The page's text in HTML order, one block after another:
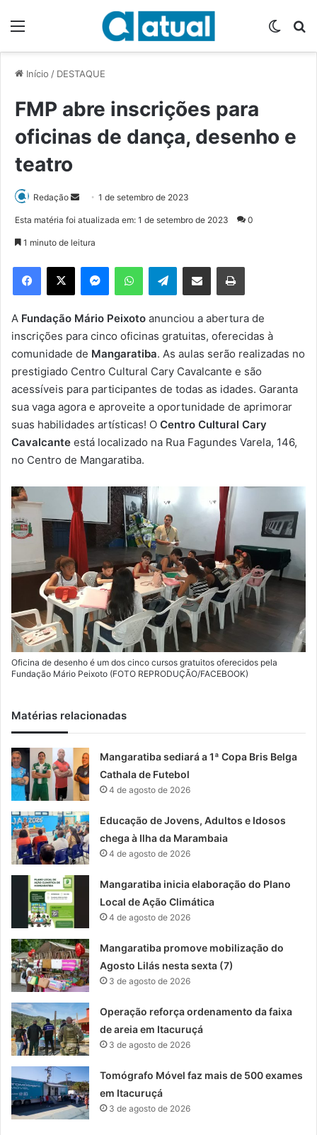
Início / DESTAQUE
FMP abre inscrições para
oficinas de dança, desenho e
teatro
Redação
d
e
m
e
-
m
a
1 de setembro de 2023
Esta matéria foi atualizada em: 1 de setembro de 2023 0
1 minuto de leitura
Telegram
A Fundação Mário Peixoto anunciou a abertura de
inscrições para cinco oficinas gratuitas, oferecidas à
comunidade de Mangaratiba. As aulas serão realizadas no
prestigiado Centro Cultural Cary Cavalcante e são
acessíveis para participantes de todas as idades. Garanta
sua vaga agora e aproveite a oportunidade de aprimorar
suas habilidades artísticas! O Centro Cultural Cary
Cavalcante está localizado na Rua Fagundes Varela, 146,
no Centro de Mangaratiba.
Oficina de desenho é um dos cinco cursos gratuitos oferecidos pela
Fundação Mário Peixoto (FOTO REPRODUÇÃO/FACEBOOK)
Matérias relacionadas
Mangaratiba sediará a 1ª Copa Bris Belga
Cathala de Futebol
4 de agosto de 2026
Educação de Jovens, Adultos e Idosos
chega à Ilha da Marambaia
4 de agosto de 2026
Mangaratiba inicia elaboração do Plano
Local de Ação Climática
4 de agosto de 2026
Mangaratiba promove mobilização do
Agosto Lilás nesta sexta (7)
3 de agosto de 2026
Operação reforça ordenamento da faixa
de areia em Itacuruçá
3 de agosto de 2026
Tomógrafo Móvel faz mais de 500 exames
em Itacuruçá
3 de agosto de 2026